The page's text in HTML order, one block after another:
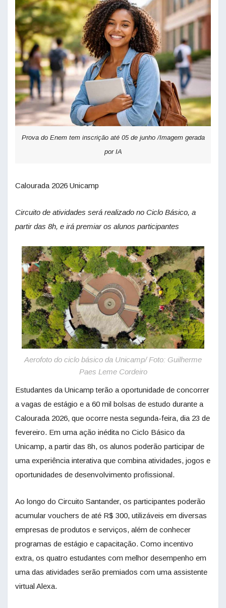
Prova do Enem tem inscrição até 05 de junho /Imagem gerada
por IA
Calourada 2026 Unicamp
Circuito de atividades será realizado no Ciclo Básico, a
partir das 8h, e irá premiar os alunos participantes
Aerofoto do ciclo básico da Unicamp/ Foto: Guilherme
Paes Leme Cordeiro
Estudantes da Unicamp terão a oportunidade de concorrer
a vagas de estágio e a 60 mil bolsas de estudo durante a
Calourada 2026, que ocorre nesta segunda-feira, dia 23 de
fevereiro. Em uma ação inédita no Ciclo Básico da
Unicamp, a partir das 8h, os alunos poderão participar de
uma experiência interativa que combina atividades, jogos e
oportunidades de desenvolvimento profissional.
Ao longo do Circuito Santander, os participantes poderão
acumular vouchers de até R$ 300, utilizáveis em diversas
empresas de produtos e serviços, além de conhecer
programas de estágio e capacitação. Como incentivo
extra, os quatro estudantes com melhor desempenho em
uma das atividades serão premiados com uma assistente
virtual Alexa.